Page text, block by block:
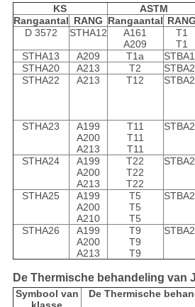
KS ASTM
Rangaantal RANG Rangaantal RANG
D 3572
STHA12
A161
A209
T1
T1
STHA13 A209 T1a
STHA20
A213 T2
STHA22
A213 T12
STHA23
A199
A200
A213
T11
T11
T11
STHA24
A199
A200
A213
T22
T22
T22
STHA25
A199
A200
A210
T5
T5
T5
STHA26
A199
A200
A213
T9
T9
T9
De Thermische behandeling van
Symbool van
De Thermische